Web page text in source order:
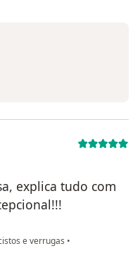
explica tudo com
e verrugas •